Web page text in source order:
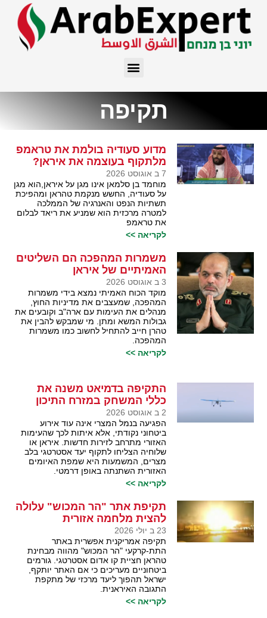
תקיפה
מדוע סעודיה בולמת את טראמפ
מלתקוף בעוצמה את איראן?
7 ב אוגוסט 2026
מוחמד בן סלמאן אינו מגן על איראן,הוא מגן
על סעודיה, החשש מנקמת טהראן ומהפיכת
תשתיות הנפט והאנרגיה של הממלכה
למטרה מרכזית הוא שמניע את ריאד לבלום
את טראמפ
לקריאה >>
משמרות המהפכה הם השליטים
האמיתיים של איראן
3 ב אוגוסט 2026
מוקד הכוח האמיתי נמצא בידי משמרות
המהפכה, שמעצבים את מדיניות החוץ,
מנהלים את העימות עם ארה"ב וקובעים את
גבולות המשא ומתן. מי שמבקש להבין את
טהרן חייב להתחיל לחשוב כמו משמרות
המהפכה.
לקריאה >>
התקיפה בדמיאט משנה את
כללי המשחק במזרח התיכון
2 ב אוגוסט 2026
הפגיעה בנמל המצרי אינה עוד אירוע
ביטחוני נקודתי, אלא איתות לכך שהעימות
האזורי מתרחב לזירות חדשות. איראן או
שלוחיה הצליחו לתקוף יעד אסטרטגי בלב
מצרים, המשמעות היא שמפת האיומים
האזורית השתנתה באופן דרמטי.
לקריאה >>
תקיפת אתר "הר המכוש" עלולה
להצית מלחמה אזורית
23 ב יולי 2026
תקיפה אמריקנית אפשרית באתר
התת-קרקעי "הר המכוש" מהווה מבחינת
טהראן חציית קו אדום אסטרטגי. גורמים
ביטחוניים מעריכים כי אם האתר יותקף,
ישראל תהפוך ליעד מרכזי של מתקפת
התגובה האיראנית.
לקריאה >>